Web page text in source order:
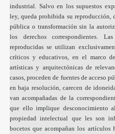
industrial. Salvo en los supuestos
ley, queda prohibida su reproducción,
pública o transformación sin la
los derechos correspondientes.
reproducidas se utilizan
críticos y educativos, en el marco
artísticas y arquitectónicas de
casos, proceden de fuentes de acceso
en baja resolución, carecen de
van acompañadas de la
que ello implique desconocimiento
propiedad intelectual que les son
bocetos que acompañan los artículos